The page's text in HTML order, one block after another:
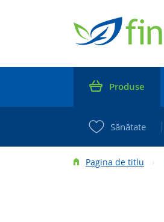
Produse
Sănătate
Pagina de titlu